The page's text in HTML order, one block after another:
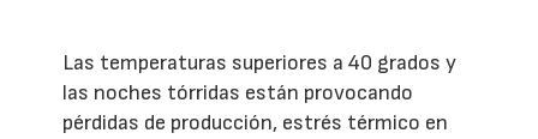
Las temperaturas superiores a 40 grados y
las noches tórridas están provocando
pérdidas de producción, estrés térmico en